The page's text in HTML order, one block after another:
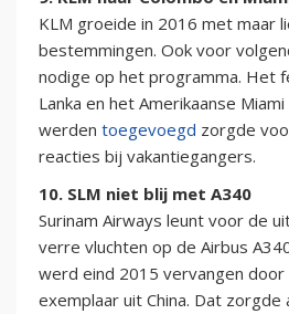
KLM groeide in 2016 met maar
bestemmingen. Ook voor
nodige op het programma. Het
Lanka en het Amerikaanse
werden toegevoegd zorgde
reacties bij vakantiegangers.
10. SLM niet blij met A340
Surinam Airways leunt voor de
verre vluchten op de Airbus
werd eind 2015 vervangen door
exemplaar uit China. Dat